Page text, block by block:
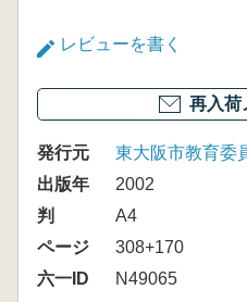
レビューを書く
再入荷
発行元
東大阪市教育委
出版年
2002
判
A4
ページ
308+170
六一ID
N49065